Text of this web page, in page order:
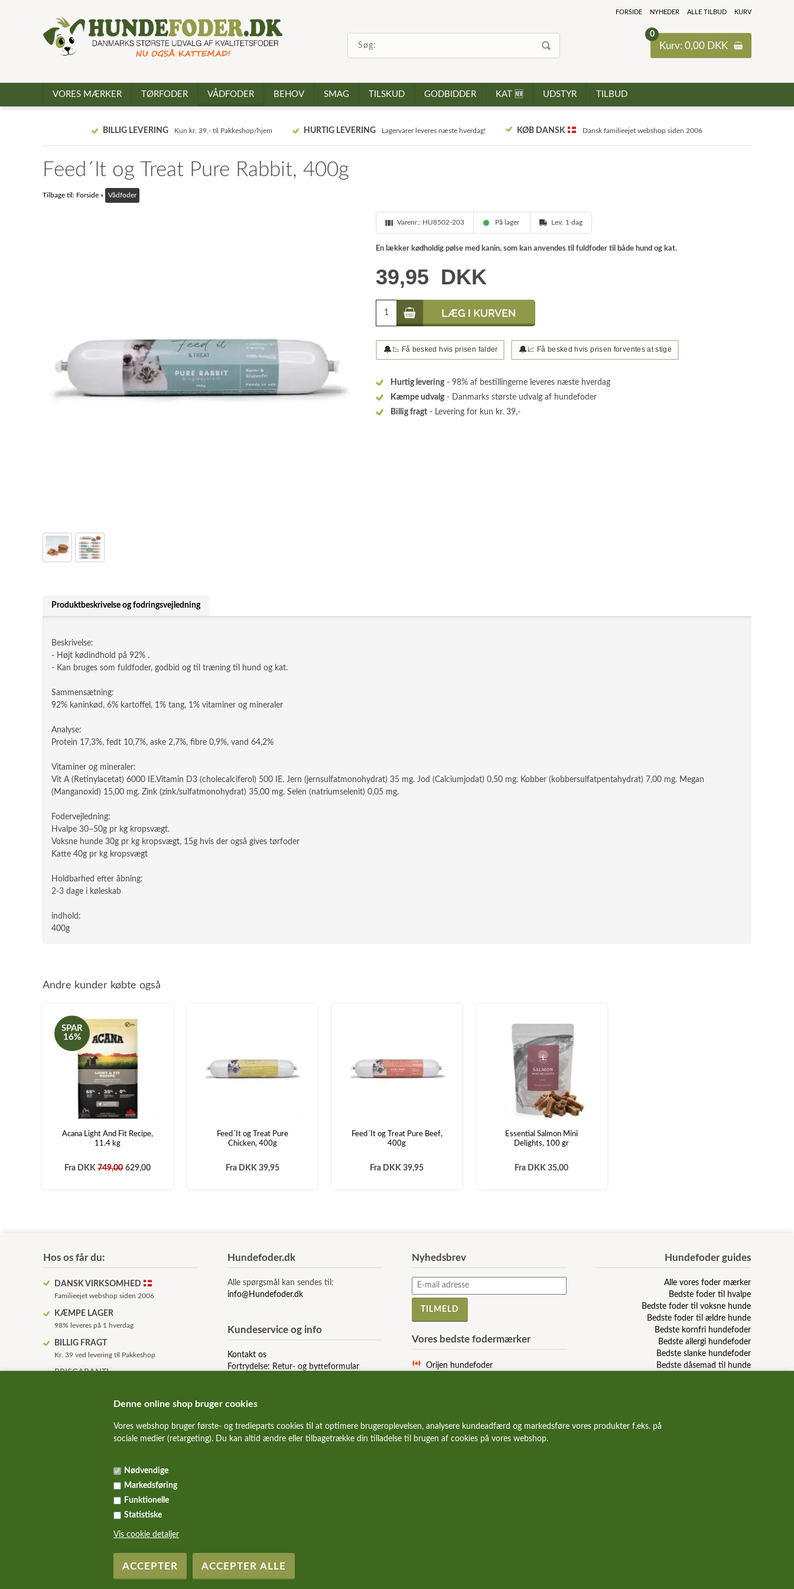
Denne online shop bruger cookies
Vores webshop bruger første- og tredieparts cookies til at optimere brugeroplevelsen, analysere kundeadfærd og markedsføre vores produkter f.eks. på
sociale medier (retargeting). Du kan altid ændre eller tilbagetrække din tilladelse til brugen af cookies på vores webshop.
Nødvendige
Markedsføring
Funktionelle
Statistiske
Vis cookie detaljer
0
Kurv: 0,00 DKK
FORSIDE NYHEDER ALLE TILBUD KURV
VORES MÆRKER TØRFODER VÅDFODER BEHOV SMAG TILSKUD GODBIDDER KAT 🆕 UDSTYR TILBUD
BILLIG LEVERING Kun kr. 39,- til Pakkeshop/hjem HURTIG LEVERING Lagervarer leveres næste hverdag! KØB DANSK Dansk familieejet webshop siden 2006
Feed´It og Treat Pure Rabbit, 400g
Tilbage til: Forside » Vådfoder
Varenr.: HU8502-203 På lager Lev. 1 dag
En lækker kødholdig pølse med kanin, som kan anvendes til fuldfoder til både hund og kat.
39,95 DKK
🔔 📉 Få besked hvis prisen falder 🔔 📈 Få besked hvis prisen forventes at stige
Hurtig levering- 98% af bestillingerne leveres næste hverdag
Kæmpe udvalg- Danmarks største udvalg af hundefoder
Billig fragt - Levering for kun kr. 39,-
Produktbeskrivelse og fodringsvejledning
Beskrivelse:
- Højt kødindhold på 92% .
- Kan bruges som fuldfoder, godbid og til træning til hund og kat.
Sammensætning:
92% kaninkød, 6% kartoffel, 1% tang, 1% vitaminer og mineraler
Analyse:
Protein 17,3%, fedt 10,7%, aske 2,7%, fibre 0,9%, vand 64,2%
Vitaminer og mineraler:
Vit A (Retinylacetat) 6000 IE.Vitamin D3 (cholecalciferol) 500 IE. Jern (jernsulfatmonohydrat) 35 mg. Jod (Calciumjodat) 0,50 mg. Kobber (kobbersulfatpentahydrat) 7,00 mg. Megan
(Manganoxid) 15,00 mg. Zink (zink/sulfatmonohydrat) 35,00 mg. Selen (natriumselenit) 0,05 mg.
Fodervejledning:
Hvalpe 30–50g pr kg kropsvægt.
Voksne hunde 30g pr kg kropsvægt, 15g hvis der også gives tørfoder
Katte 40g pr kg kropsvægt
Holdbarhed efter åbning:
2-3 dage i køleskab
indhold:
400g
Andre kunder købte også
SPAR
16%
Acana Light And Fit Recipe,
11.4 kg
Fra DKK749,00 629,00
Feed´It og Treat Pure
Chicken, 400g
Fra DKK 39,95
Feed´It og Treat Pure Beef,
400g
Fra DKK 39,95
Essential Salmon Mini
Delights, 100 gr
Fra DKK 35,00
Hos os får du:
DANSK VIRKSOMHED
Familieejet webshop siden 2006
KÆMPE LAGER
98% leveres på 1 hverdag
BILLIG FRAGT
Kr. 39 ved levering til Pakkeshop
PRISGARANTI
HURTIG LEVERING
KVALITET HUNDEMAD!
Kun de bedste og sundeste mærker
Vi guider dig igennem foderjunglen
Hundefoder.dk
Alle spørgsmål kan sendes til:
info@Hundefoder.dk
Kundeservice og info
Kontakt os
Fortrydelse: Retur- og bytteformular
Nyhedsbrev
Vores bedste fodermærker
Orijen hundefoder
Ziwi Peak hundefoder
Carnilove hundefoder
Hundefoder guides
Alle vores foder mærker
Bedste foder til hvalpe
Bedste foder til voksne hunde
Bedste foder til ældre hunde
Bedste kornfri hundefoder
Bedste allergi hundefoder
Bedste slanke hundefoder
Bedste dåsemad til hunde